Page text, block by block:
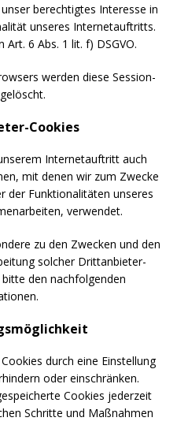
berechtigtes Interesse in
unseres Internetauftritts.
6 Abs. 1 lit. f) DSGVO.
werden diese Session-
Cookies
Internetauftritt auch
mit denen wir zum Zwecke
der Funktionalitäten unseres
verwendet.
zu den Zwecken und den
solcher Drittanbieter-
den nachfolgenden
durch eine Einstellung
oder einschränken.
Cookies jederzeit
Schritte und Maßnahmen